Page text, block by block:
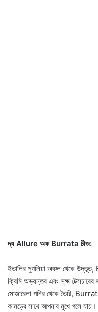
দ্য Allure অফ Burrata চীজ:
ইতালির পুগলিয়া অঞ্চল থেকে
ক্রিমি অভ্যন্তর এবং সূক্ষ্ম
মোজারেলা পনির থেকে তৈরি,
কামড়ের সাথে আপনার মুখে গলে